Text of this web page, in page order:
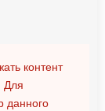
контент
Для
данного